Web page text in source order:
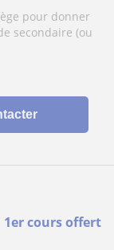
pour donner
secondaire (ou
1er cours offert